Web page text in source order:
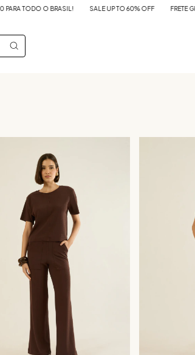
OFF FRETE GRÁTIS ACIMA R$250 PARA TODO O